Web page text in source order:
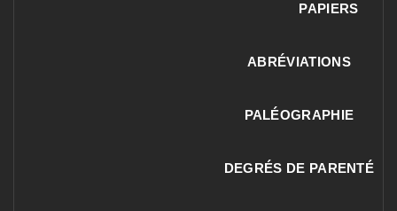
PAPIERS
ABRÉVIATIONS
PALÉOGRAPHIE
DEGRÉS DE PARENTÉ